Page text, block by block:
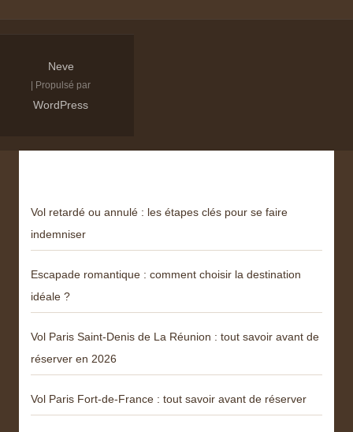
Neve
| Propulsé par
WordPress
Vol retardé ou annulé : les étapes clés pour se faire
indemniser
Escapade romantique : comment choisir la destination
idéale ?
Vol Paris Saint-Denis de La Réunion : tout savoir avant de
réserver en 2026
Vol Paris Fort-de-France : tout savoir avant de réserver